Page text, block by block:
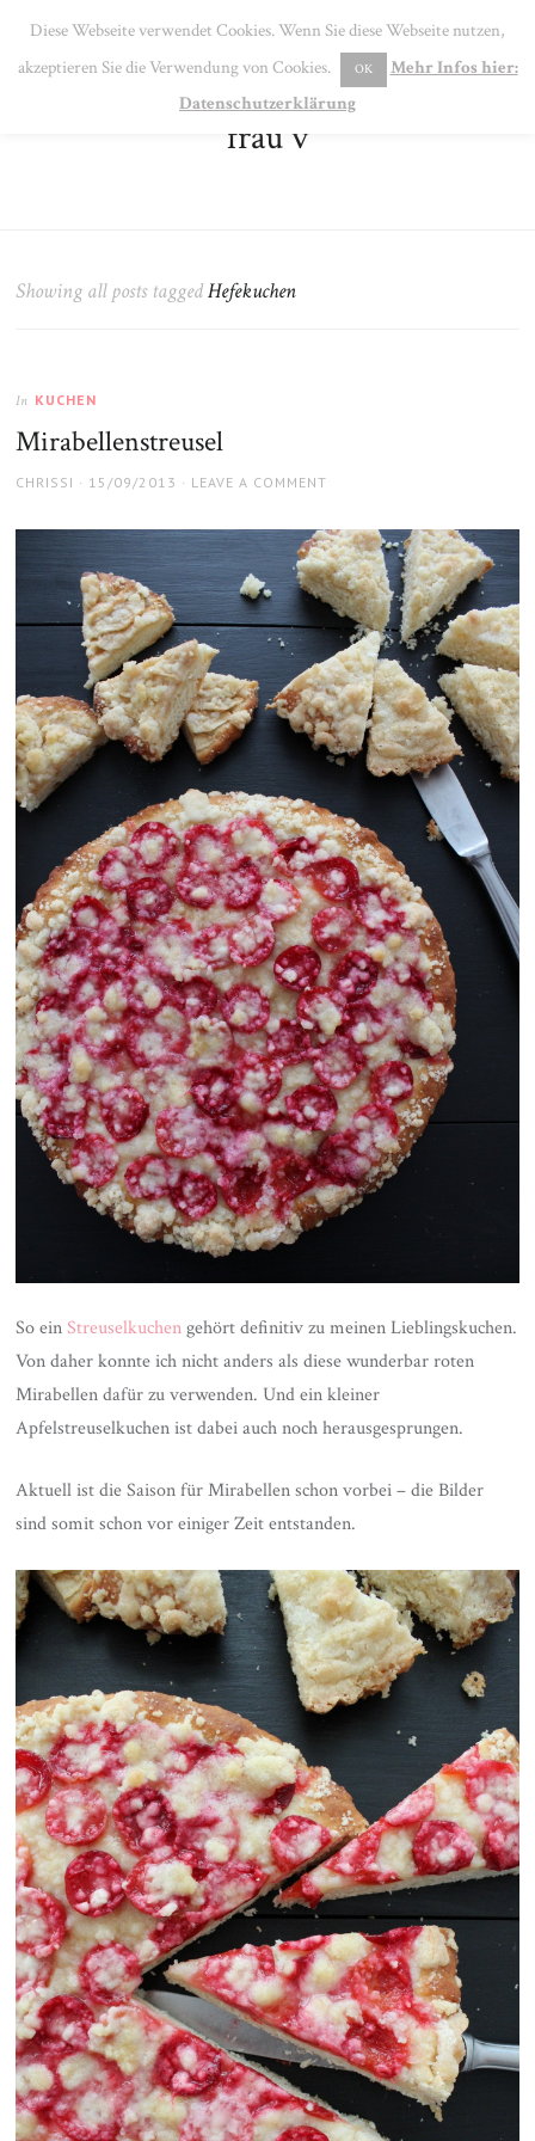
MENU
frau v
Showing all posts taggedHefekuchen
In KUCHEN
Mirabellenstreusel
AUTHOR
CHRISSI
POSTED
15/09/2013 LEAVE A COMMENT
So einStreuselkuchengehört definitiv zu meinen Lieblingskuchen.
Von daher konnte ich nicht anders als diese wunderbar roten
Mirabellen dafür zu verwenden. Und ein kleiner
Apfelstreuselkuchen ist dabei auch noch herausgesprungen.
Aktuell ist die Saison für Mirabellen schon vorbei – die Bilder
sind somit schon vor einiger Zeit entstanden.
Diese Webseite verwendet Cookies. Wenn Sie diese Webseite nutzen,
akzeptieren Sie die Verwendung von Cookies.
OK
Mehr Infos hier:
Datenschutzerklärung